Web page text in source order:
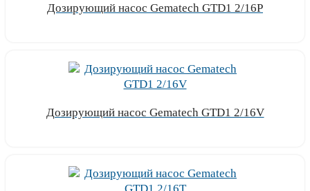
Дозирующий насос Gematech GTD1 2/16P
Дозирующий насос Gematech GTD1 2/16V